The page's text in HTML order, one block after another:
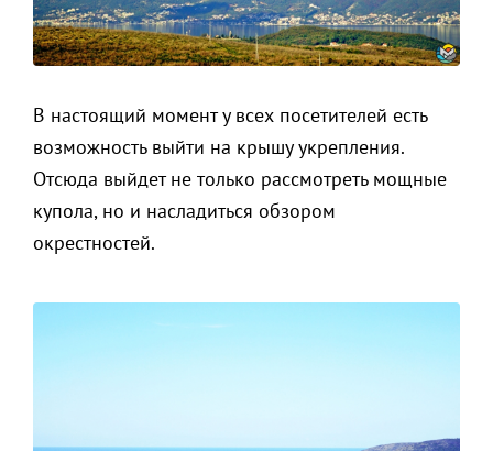
В настоящий момент у всех посетителей есть
возможность выйти на крышу укрепления.
Отсюда выйдет не только рассмотреть мощные
купола, но и насладиться обзором
окрестностей.